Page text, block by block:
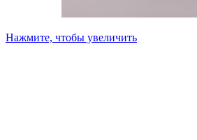
Нажмите, чтобы увеличить